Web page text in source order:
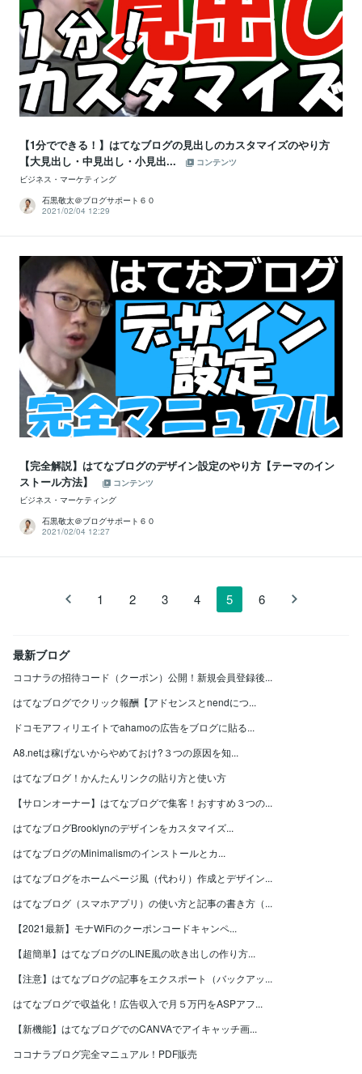
【1分でできる！】はてなブログの見出しのカスタマイズのやり方
【大見出し・中見出し・小見出...
コンテンツ
ビジネス・マーケティング
石黒敬太＠ブログサポート６０
2021/02/04 12:29
【完全解説】はてなブログのデザイン設定のやり方【テーマのイン
ストール方法】
コンテンツ
ビジネス・マーケティング
石黒敬太＠ブログサポート６０
2021/02/04 12:27
1 2 3 4 5 6
最新ブログ
ココナラの招待コード（クーポン）公開！新規会員登録後...
はてなブログでクリック報酬【アドセンスとnendにつ...
ドコモアフィリエイトでahamoの広告をブログに貼る...
A8.netは稼げないからやめておけ?３つの原因を知...
はてなブログ！かんたんリンクの貼り方と使い方
【サロンオーナー】はてなブログで集客！おすすめ３つの...
はてなブログBrooklynのデザインをカスタマイズ...
はてなブログのMinimalismのインストールとカ...
はてなブログをホームページ風（代わり）作成とデザイン...
はてなブログ（スマホアプリ）の使い方と記事の書き方（...
【2021最新】モナWiFiのクーポンコードキャンペ...
【超簡単】はてなブログのLINE風の吹き出しの作り方...
【注意】はてなブログの記事をエクスポート（バックアッ...
はてなブログで収益化！広告収入で月５万円をASPアフ...
【新機能】はてなブログでのCANVAでアイキャッチ画...
ココナラブログ完全マニュアル！PDF販売